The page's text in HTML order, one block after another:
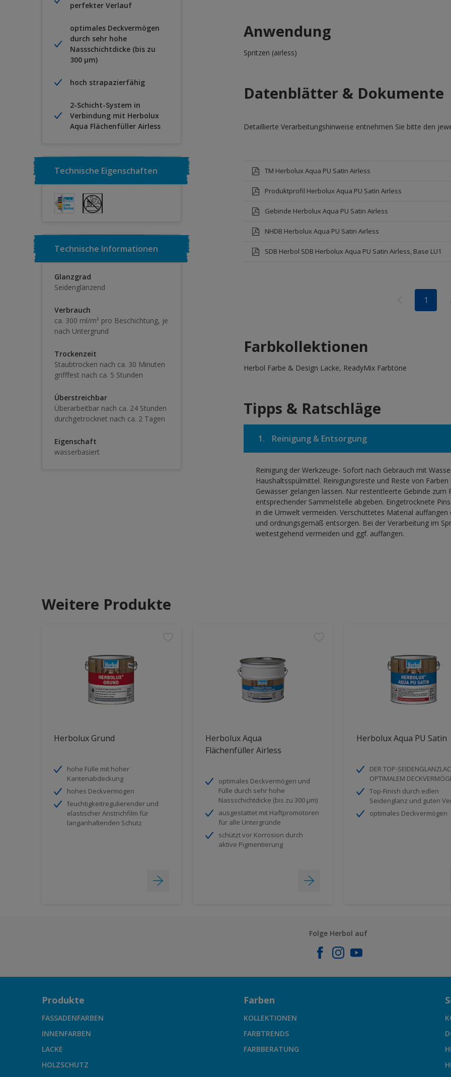
perfekter Verlauf
optimales Deckvermögen
durch sehr hohe
Nassschichtdicke (bis zu
300 µm)
hoch strapazierfähig
2-Schicht-System in
Verbindung mit Herbolux
Aqua Flächenfüller Airless
Technische Eigenschaften
Technische Informationen
Glanzgrad
Seidenglänzend
Verbrauch
ca. 300 ml/m² pro Beschichtung, je
nach Untergrund
Trockenzeit
Staubtrocken nach ca. 30 Minuten
grifffest nach ca. 5 Stunden
Überstreichbar
Überarbeitbar nach ca. 24 Stunden
durchgetrocknet nach ca. 2 Tagen
Eigenschaft
wasserbasiert
Anwendung
Spritzen (airless)
Datenblätter & Dokumente
Detaillierte Verarbeitungshinweise entnehmen Sie bitte den
TM Herbolux Aqua PU Satin Airless
Produktprofil Herbolux Aqua PU Satin Airless
Gebinde Herbolux Aqua PU Satin Airless
NHDB Herbolux Aqua PU Satin Airless
SDB Herbol SDB Herbolux Aqua PU Satin Airless, Base LU1
1
Farbkollektionen
Herbol Farbe & Design Lacke, ReadyMix Farbtöne
Tipps & Ratschläge
1. Reinigung & Entsorgung
Reinigung der Werkzeuge- Sofort nach Gebrauch mit
Haushaltsspülmittel. Reinigungsreste und Reste von
Gewässer gelangen lassen. Nur restentleerte Gebinde zum
entsprechender Sammelstelle abgeben. Eingetrocknete
in die Umwelt vermeiden. Verschüttetes Material
und ordnungsgemäß entsorgen. Bei der Verarbeitung im
weitestgehend vermeiden und ggf. auffangen.
Weitere Produkte
Herbolux Grund
hohe Fülle mit hoher
Kantenabdeckung
hohes Deckvermögen
feuchtigkeitregulierender und
elastischer Anstrichfilm für
langanhaltenden Schutz
Herbolux Aqua
Flächenfüller Airless
optimales Deckvermögen und
Fülle durch sehr hohe
Nassschichtdicke (bis zu 300 µm)
ausgestattet mit Haftpromotoren
für alle Untergründe
schützt vor Korrosion durch
aktive Pigmentierung
Herbolux Aqua PU Satin
DER TOP-
OPTIMALEM
Top-Finish durch edlen
Seidenglanz und guten
optimales Deckvermögen
Folge Herbol auf
Produkte
FASSADENFARBEN
INNENFARBEN
LACKE
HOLZSCHUTZ
Farben
KOLLEKTIONEN
FARBTRENDS
FARBBERATUNG